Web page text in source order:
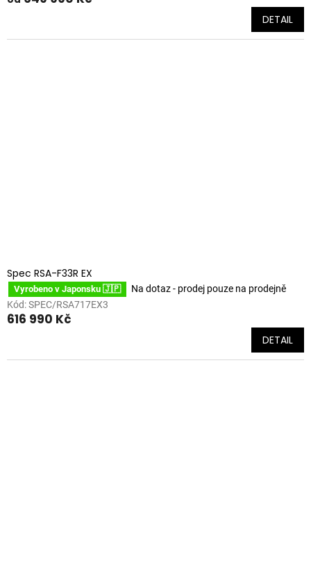
DETAIL
Spec RSA-F33R EX
Vyrobeno v Japonsku 🇯🇵
Na dotaz - prodej pouze na prodejně
Kód:SPEC/RSA717EX3
616 990 Kč
DETAIL